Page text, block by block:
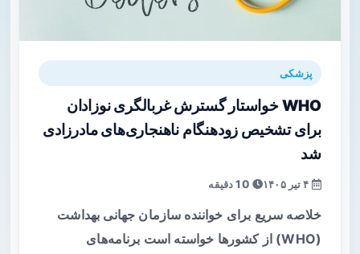
پزشکی
WHO خواستار گسترش غربالگری نوزادان
برای تشخیص زودهنگام ناهنجاری‌های مادرزادی
شد
خلاصه سریع برای خواننده سازمان جهانی بهداشت
(WHO) از کشورها خواسته است برنامه‌های